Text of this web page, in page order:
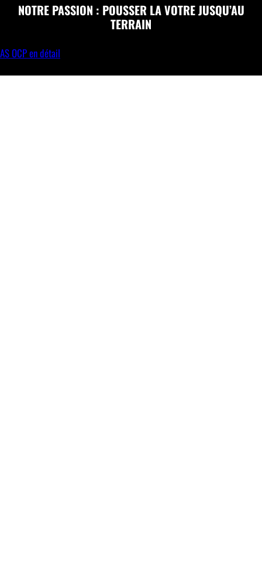
NOTRE PASSION : POUSSER LA VOTRE JUSQU’AU
TERRAIN
AS OCP en détail